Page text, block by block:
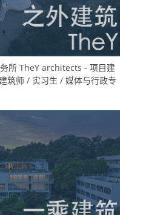
务所 TheY architects - 项目建
筑师 / 实习生 / 媒体与行政专